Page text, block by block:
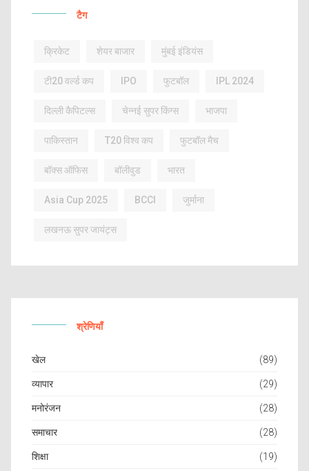
टैग
क्रिकेट शेयर बाजार मुंबई इंडियंस
टी20 वर्ल्ड कप IPO फुटबॉल IPL 2024
दिल्ली कैपिटल्स चेन्नई सुपर किंग्स भाजपा
पाकिस्तान T20 विश्व कप फुटबॉल मैच
बॉक्स ऑफिस बॉलीवुड भारत
Asia Cup 2025 BCCI जुर्माना
लखनऊ सुपर जायंट्स
श्रेणियाँ
खेल (89)
व्यापार (29)
मनोरंजन (28)
समाचार (28)
शिक्षा (19)